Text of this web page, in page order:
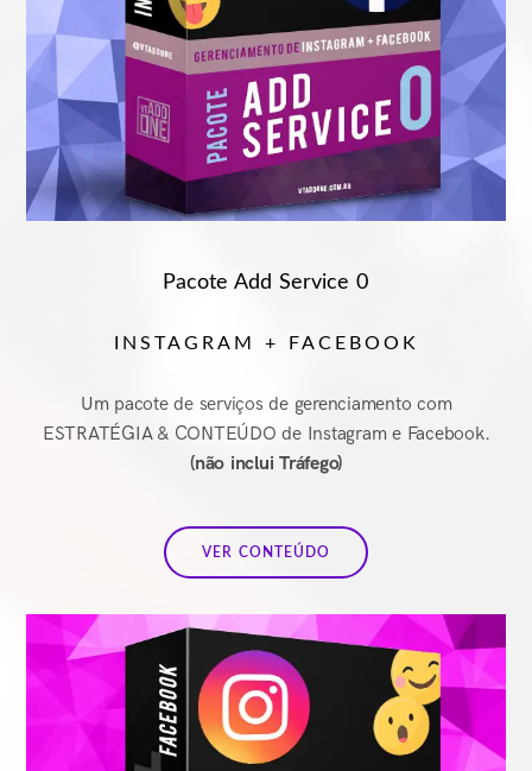
Pacote Add Service 0
INSTAGRAM + FACEBOOK
Um pacote de serviços de gerenciamento com
ESTRATÉGIA & CONTEÚDO de Instagram e Facebook.
(não inclui Tráfego)
VER CONTEÚDO